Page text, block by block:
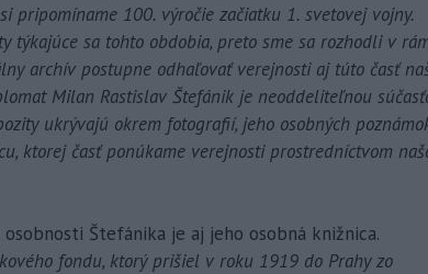
pripomíname 100. výročie začiatku 1. svetovej vojny.
týkajúce sa tohto obdobia, preto sme sa rozhodli v
archív postupne odhaľovať verejnosti aj túto časť
Milan Rastislav Štefánik je neoddeliteľnou
ukrývajú okrem fotografií, jeho osobných
ktorej časť ponúkame verejnosti prostredníctvom
Štefánika je aj jeho osobná knižnica.
fondu, ktorý prišiel v roku 1919 do Prahy zo